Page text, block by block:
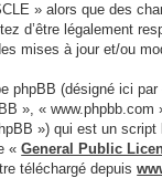
» alors que des
d’être légalement
mises à jour et/ou
phpBB (désigné ici
», « www.phpbb.com
») qui est un script
«General Public
téléchargé depuis